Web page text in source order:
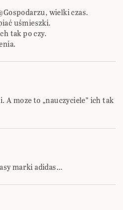
wielki czas.
uśmieszki.
tak po czy.
A moze to „nauczyciele” ich tak
marki adidas…